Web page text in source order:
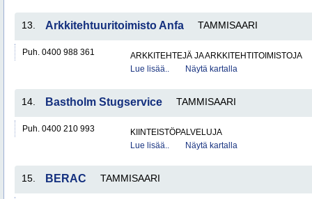
13. Arkkitehtuuritoimisto Anfa TAMMISAARI
Puh. 0400 988 361
ARKKITEHTEJÄ JA ARKKITEHTITOIMISTOJA
Lue lisää..
Näytä kartalla
14. Bastholm Stugservice TAMMISAARI
Puh. 0400 210 993
KIINTEISTÖPALVELUJA
Lue lisää..
Näytä kartalla
15. BERAC TAMMISAARI